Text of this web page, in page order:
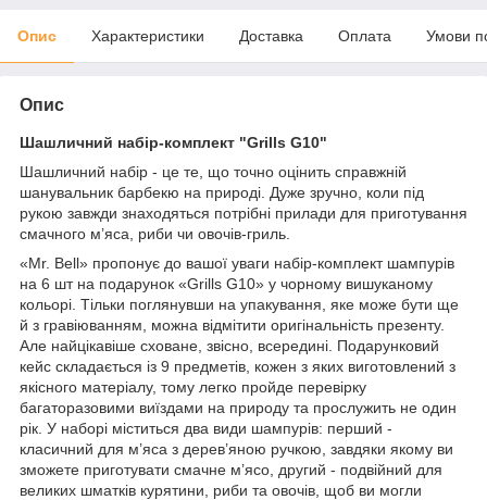
Опис Характеристики Доставка Оплата Умови
Опис
Шашличний набір-комплект "Grills G10"
Шашличний набір - це те, що точно оцінить справжній
шанувальник барбекю на природі. Дуже зручно, коли під
рукою завжди знаходяться потрібні прилади для приготування
смачного м’яса, риби чи овочів-гриль.
«Mr. Bell» пропонує до вашої уваги набір-комплект шампурів
на 6 шт на подарунок «Grills G10» у чорному вишуканому
кольорі. Тільки поглянувши на упакування, яке може бути ще
й з гравіюванням, можна відмітити оригінальність презенту.
Але найцікавіше сховане, звісно, всередині. Подарунковий
кейс складається із 9 предметів, кожен з яких виготовлений з
якісного матеріалу, тому легко пройде перевірку
багаторазовими виїздами на природу та прослужить не один
рік. У наборі міститься два види шампурів: перший -
класичний для м’яса з дерев’яною ручкою, завдяки якому ви
зможете приготувати смачне м’ясо, другий - подвійний для
великих шматків курятини, риби та овочів, щоб ви могли